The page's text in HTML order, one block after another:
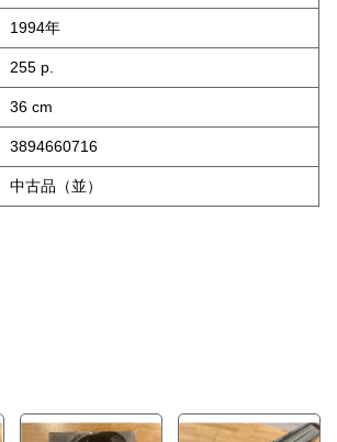
1994年
255 p.
36 cm
3894660716
中古品（並）